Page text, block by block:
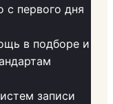
с первого дня
в подборе и
записи